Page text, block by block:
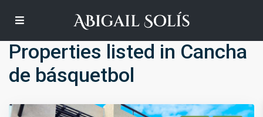
Properties listed in Cancha
de básquetbol